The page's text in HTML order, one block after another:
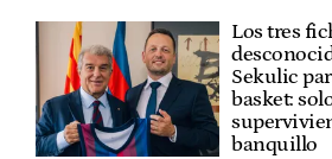
Los tres
Sekulic
basket:
banquillo